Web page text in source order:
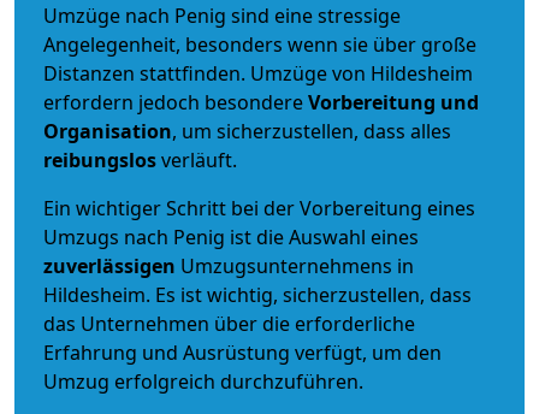
Umzüge nach Penig sind eine stressige
Angelegenheit, besonders wenn sie über große
Distanzen stattfinden. Umzüge von Hildesheim
erfordern jedoch besondereVorbereitung und
Organisation, um sicherzustellen, dass alles
reibungslosverläuft.
Ein wichtiger Schritt bei der Vorbereitung eines
Umzugs nach Penig ist die Auswahl eines
zuverlässigen Umzugsunternehmens in
Hildesheim. Es ist wichtig, sicherzustellen, dass
das Unternehmen über die erforderliche
Erfahrung und Ausrüstung verfügt, um den
Umzug erfolgreich durchzuführen.